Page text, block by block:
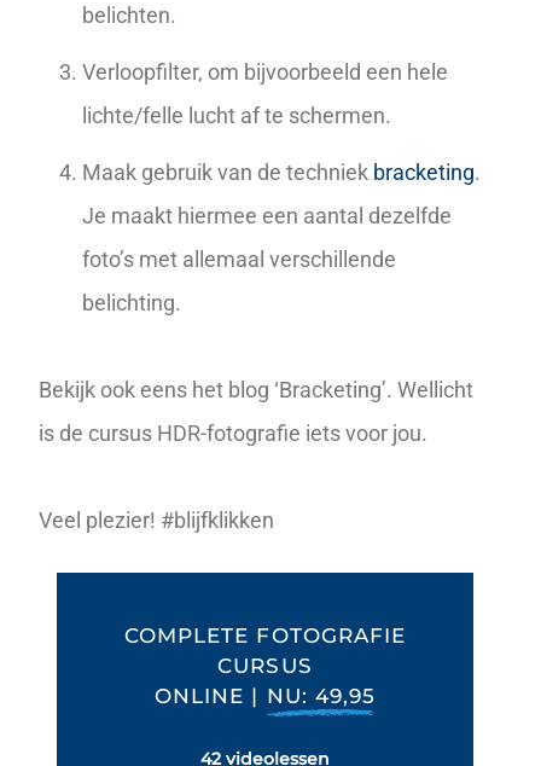
belichten.
Verloopfilter, om bijvoorbeeld een hele
lichte/felle lucht af te schermen.
Maak gebruik van de techniek bracketing.
Je maakt hiermee een aantal dezelfde
foto’s met allemaal verschillende
belichting.
Bekijk ook eens het blog ‘Bracketing’. Wellicht
is de cursus HDR-fotografie iets voor jou.
Veel plezier! #blijfklikken
COMPLETE FOTOGRAFIE
CURSUS
ONLINE | NU: 49,95
42 videolessen